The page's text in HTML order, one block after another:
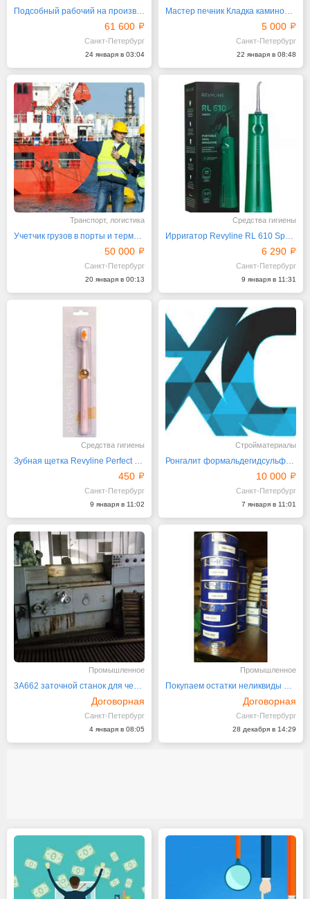
Подсобный рабочий на производство
61 600
Санкт-Петербург
24 января в 03:04
Мастер печник Кладка каминов и печей. Ремонт
5 000
Санкт-Петербург
22 января в 08:48
Транспорт, логистика
Учетчик грузов в порты и терминалы (Тальман-стажер)
50 000
Санкт-Петербург
20 января в 00:13
Средства гигиены
Ирригатор Revyline RL 610 Special Color Edition
6 290
Санкт-Петербург
9 января в 11:31
Средства гигиены
Зубная щетка Revyline Perfect 10000,Yellow
450
Санкт-Петербург
9 января в 11:02
Стройматериалы
Ронгалит формальдегидсульфоксилат натрия
10 000
Санкт-Петербург
7 января в 11:01
Промышленное
3А662 заточной станок для червячных фрез
Договорная
Санкт-Петербург
4 января в 08:05
Промышленное
Покупаем остатки неликвиды подшипников фирмы GAMET
Договорная
Санкт-Петербург
28 декабря в 14:29